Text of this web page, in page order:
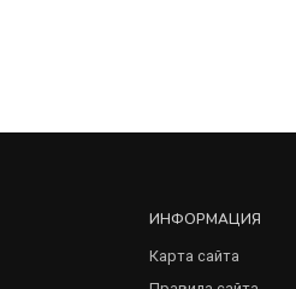
ИНФОРМАЦИЯ
Карта сайта